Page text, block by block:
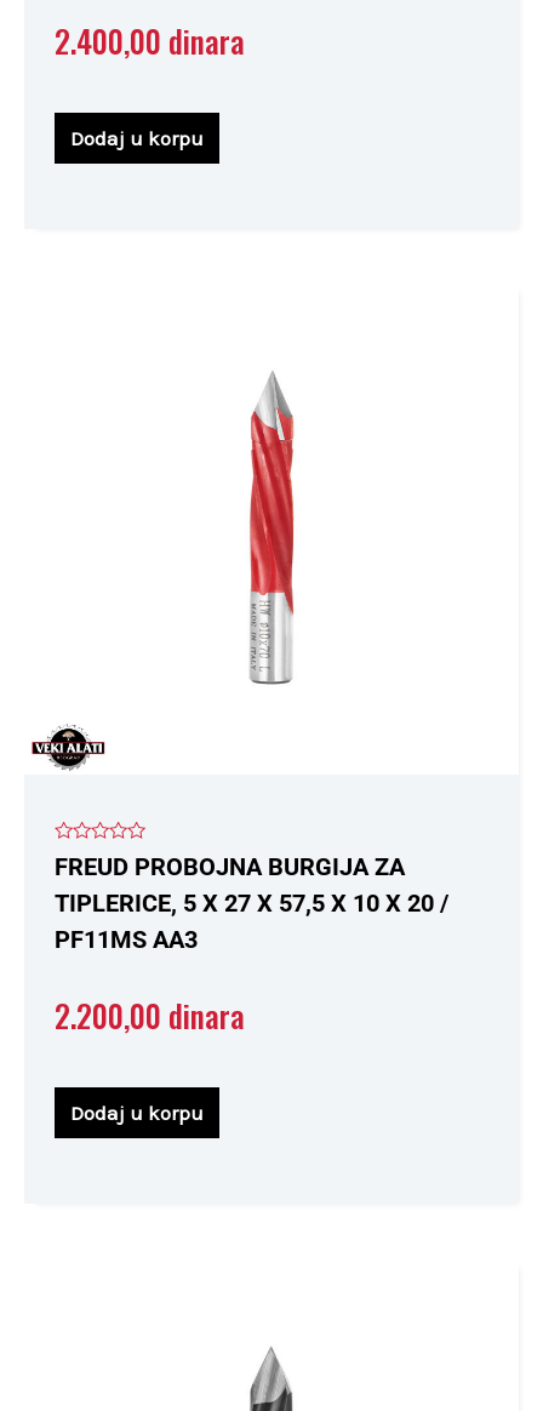
2.400,00 dinara
Dodaj u korpu
Ocenjeno
sa
FREUD PROBOJNA BURGIJA ZA
TIPLERICE, 5 X 27 X 57,5 X 10 X 20 /
PF11MS AA3
2.200,00 dinara
Dodaj u korpu